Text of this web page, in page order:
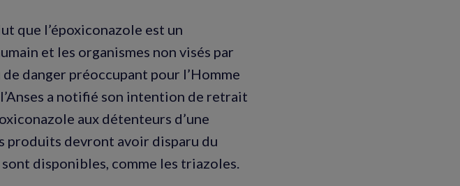
que l’époxiconazole est un
et les organismes non visés par
danger préoccupant pour l’Homme
a notifié son intention de retrait
aux détenteurs d’une
produits devront avoir disparu du
disponibles, comme les triazoles.